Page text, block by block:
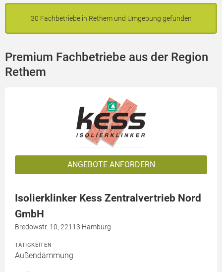
30 Fachbetriebe in Rethem und Umgebung gefunden
Premium Fachbetriebe aus der Region
Rethem
ANGEBOTE ANFORDERN
Isolierklinker Kess Zentralvertrieb Nord
GmbH
Bredowstr. 10, 22113 Hamburg
TÄTIGKEITEN
Außendämmung